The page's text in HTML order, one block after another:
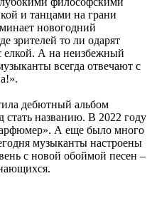
и танцами на грани
новогодний
зрителей то ли одарят
елкой. А на неизбежный
всегда отвечают с
дебютный альбом
стать названию. В 2022 году
А еще было много
музыканты настроены
с новой обоймой песен –